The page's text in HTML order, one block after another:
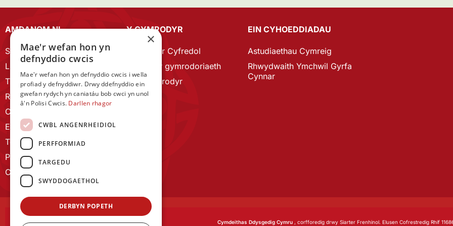
AMDANOM NI
Strategaeth 2023-28
Llywodraethu
Tîm Staff
RYGC Hafan
Canllawiau brandio
Ein Hanes
Telerau ac Amodau
Polisi Preifatrwydd
Cysylltu â ni
Y CYMRODYR
Cymrodyr Cyfredol
Esbonio’r gymrodoriaeth
Cyn Gymrodyr
EIN CYHOEDDIADAU
Astudiaethau Cymreig
Rhwydwaith Ymchwil Gyrfa
Cynnar
Cymdeithas Ddysgedig Cymru , corfforedig drwy Siarter Frenhinol. Elusen Cofrestredig Rhif
×
Mae'r wefan hon yn
defnyddio cwcis
Mae'r wefan hon yn defnyddio cwcis i wella
profiad y defnyddiwr. Drwy ddefnyddio ein
gwefan rydych yn caniatáu bob cwci yn unol
â'n Polisi Cwcis. Darllen rhagor
CWBL ANGENRHEIDIOL
PERFFORMIAD
TARGEDU
SWYDDOGAETHOL
DERBYN POPETH